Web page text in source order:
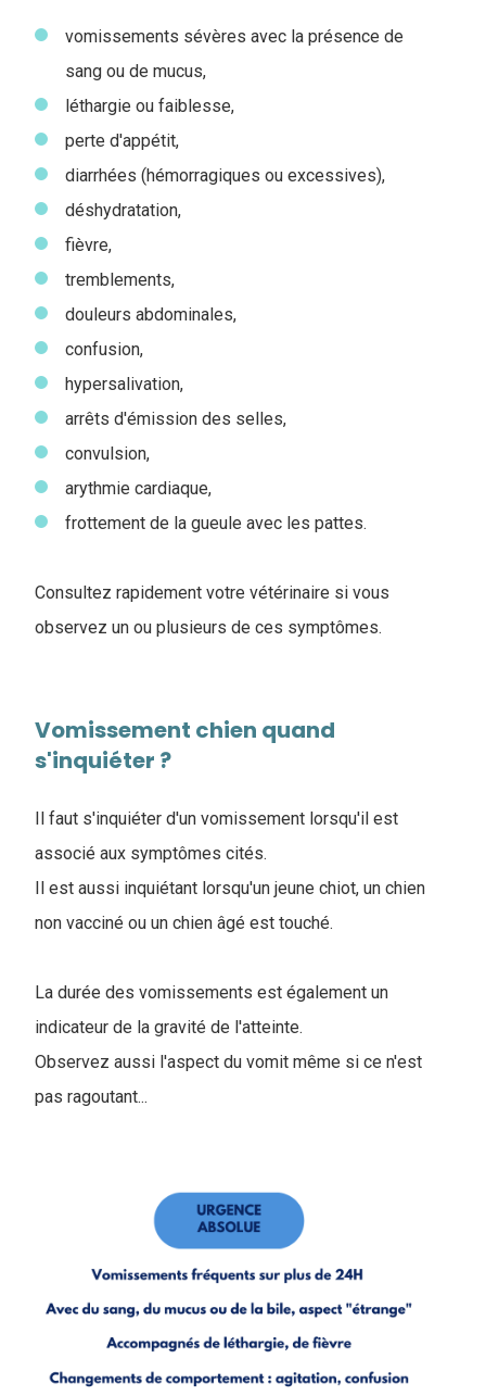
vomissements sévères avec la présence de
sang ou de mucus,
léthargie ou faiblesse,
perte d'appétit,
diarrhées (hémorragiques ou excessives),
déshydratation,
fièvre,
tremblements,
douleurs abdominales,
confusion,
hypersalivation,
arrêts d'émission des selles,
convulsion,
arythmie cardiaque,
frottement de la gueule avec les pattes.
Consultez rapidement votre vétérinaire si vous
observez un ou plusieurs de ces symptômes.
Vomissement chien quand
s'inquiéter ?
Il faut s'inquiéter d'un vomissement lorsqu'il est
associé aux symptômes cités.
Il est aussi inquiétant lorsqu'un jeune chiot, un chien
non vacciné ou un chien âgé est touché.
La durée des vomissements est également un
indicateur de la gravité de l'atteinte.
Observez aussi l'aspect du vomit même si ce n'est
pas ragoutant...